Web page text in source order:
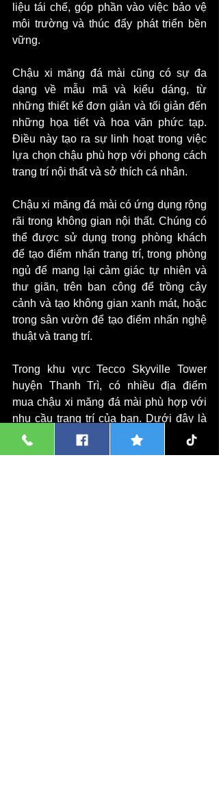
liệu tái chế, góp phần vào việc bảo vệ
môi trường và thúc đẩy phát triển bền
vững.
Chậu xi măng đá mài cũng có sự đa
dạng về mẫu mã và kiểu dáng, từ
những thiết kế đơn giản và tối giản đến
những họa tiết và hoa văn phức tạp.
Điều này tạo ra sự linh hoạt trong việc
lựa chọn chậu phù hợp với phong cách
trang trí nội thất và sở thích cá nhân.
Chậu xi măng đá mài có ứng dụng rộng
rãi trong không gian nội thất. Chúng có
thể được sử dụng trong phòng khách
để tạo điểm nhấn trang trí, trong phòng
ngủ để mang lại cảm giác tự nhiên và
thư giãn, trên ban công để trồng cây
cảnh và tạo không gian xanh mát, hoặc
trong sân vườn để tạo điểm nhấn nghệ
thuật và trang trí.
Trong khu vực Tecco Skyville Tower
huyện Thanh Trì, có nhiều địa điểm
mua chậu xi măng đá mài phù hợp với
nhu cầu trang trí của bạn. Dưới đây là
một số địa điểm mà bạn có thể tham